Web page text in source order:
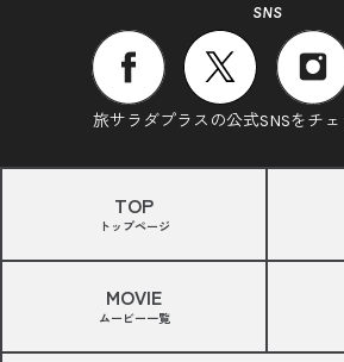
SNS
旅サラダプラスの公式SNSをチェ
TOP
トップページ
MOVIE
ムービー一覧